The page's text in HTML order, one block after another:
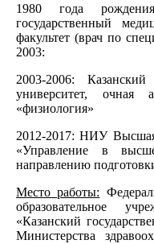
1980 года
государственный
факультет (врач по
2003:
2003-2006:
университет, очная
«физиология»
2012-2017: НИУ
«Управление в
направлению
Место работы:
образовательное
«Казанский
Министерства